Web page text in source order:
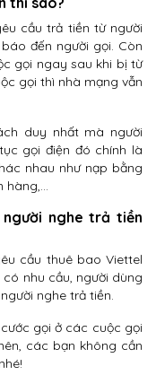
cầu trả tiền từ người
đến người gọi. Còn
gọi ngay sau khi bị từ
gọi thì nhà mạng vẫn
duy nhất mà người
gọi điện đó chính là
nhau như nạp bằng
hàng,…
nghe trả tiền
cầu thuê bao Viettel
nhu cầu, người dùng
nghe trả tiền.
gọi ở các cuộc gọi
các bạn không cần